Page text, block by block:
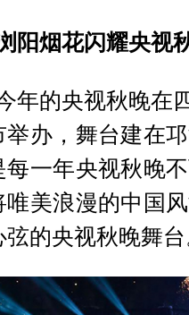
阳烟花闪耀央视
年的央视秋晚在
举办，舞台建在
每一年央视秋晚
唯美浪漫的中国
弦的央视秋晚舞